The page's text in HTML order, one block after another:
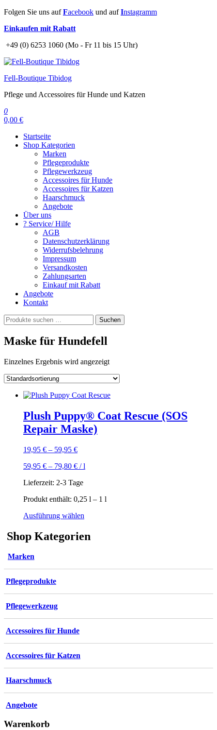
Zum
springen
Folgen Sie uns aufFacebook und aufInstagramm
Einkaufen mit Rabatt
+49 (0) 6253 1060 (Mo - Fr 11 bis 15 Uhr)
Fell-Boutique Tibidog
Pflege und Accessoires für Hunde und Katzen
0
0,00 €
Startseite
Shop Kategorien
Marken
Pflegeprodukte
Pflegewerkzeug
Accessoires für Hunde
Accessoires für Katzen
Haarschmuck
Angebote
Über uns
? Service/ Hilfe
AGB
Datenschutzerklärung
Widerrufsbelehrung
Impressum
Versandkosten
Zahlungsarten
Einkauf mit Rabatt
Angebote
Kontakt
Suchen
nach:
Suchen
Maske für Hundefell
Einzelnes Ergebnis wird angezeigt
Plush Puppy® Coat Rescue (SOS
Repair Maske)
19,95 € – 59,95 €
59,95 € – 79,80 € /l
Lieferzeit: 2-3 Tage
Produkt enthält: 0,25 l – 1 l
Ausführung wählen
mehrere
Die
auf
gewählt
Shop Kategorien
Marken
Pflegeprodukte
Pflegewerkzeug
Accessoires für Hunde
Accessoires für Katzen
Haarschmuck
Angebote
Warenkorb